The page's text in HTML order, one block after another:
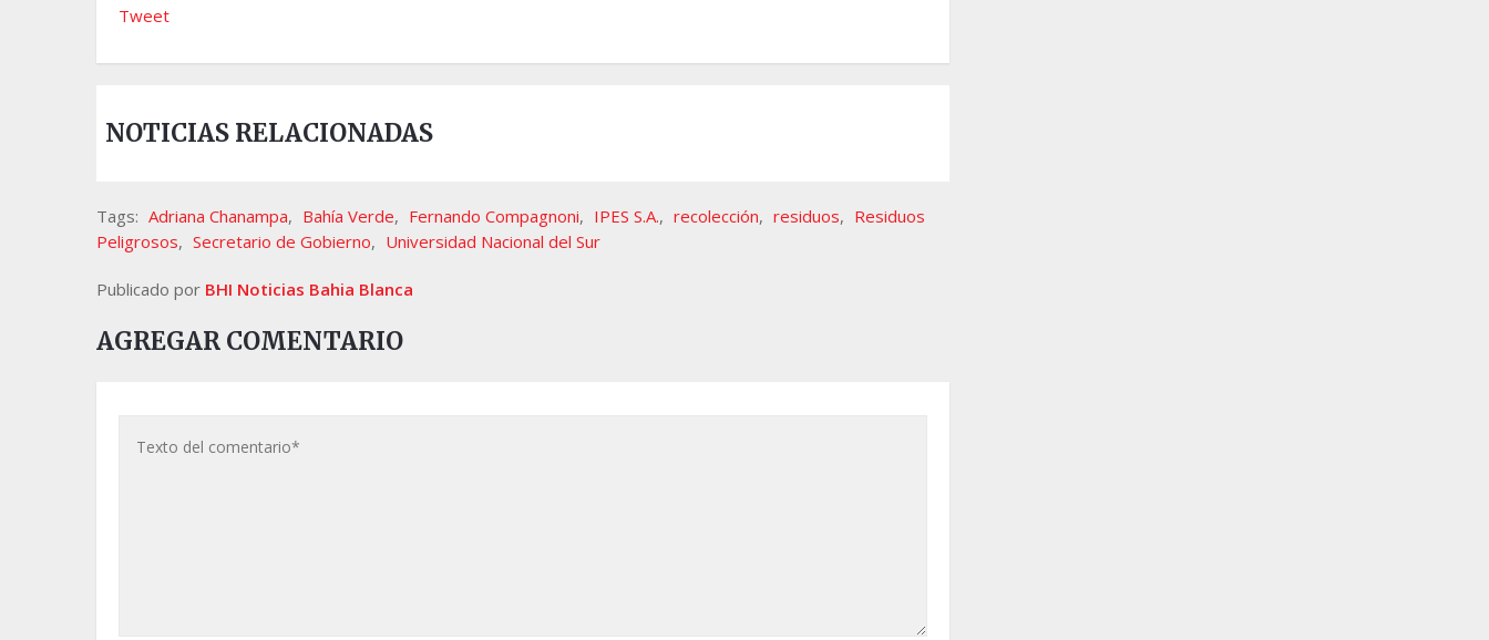
Tweet
NOTICIAS RELACIONADAS
Tags: Adriana Chanampa, Bahía Verde, Fernando Compagnoni, IPES S.A., recolección, residuos, Residuos
Peligrosos, Secretario de Gobierno, Universidad Nacional del Sur
Publicado por BHI Noticias Bahia Blanca
AGREGAR COMENTARIO